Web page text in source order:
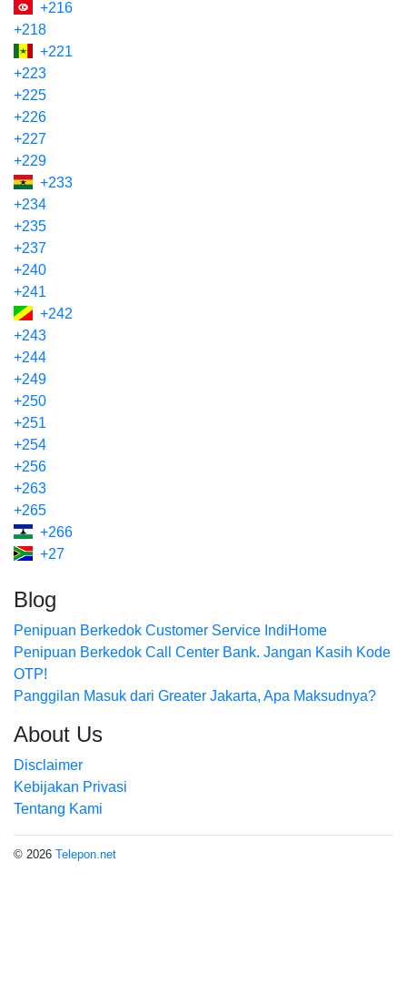
+216
+218
+221
+223
+225
+226
+227
+229
+233
+234
+235
+237
+240
+241
+242
+243
+244
+249
+250
+251
+254
+256
+263
+265
+266
+27
Blog
Penipuan Berkedok Customer Service IndiHome
Penipuan Berkedok Call Center Bank. Jangan Kasih Kode
OTP!
Panggilan Masuk dari Greater Jakarta, Apa Maksudnya?
About Us
Disclaimer
Kebijakan Privasi
Tentang Kami
© 2026 Telepon.net